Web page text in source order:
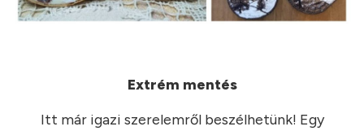
Extrém mentés
Itt már igazi szerelemről beszélhetünk! Egy